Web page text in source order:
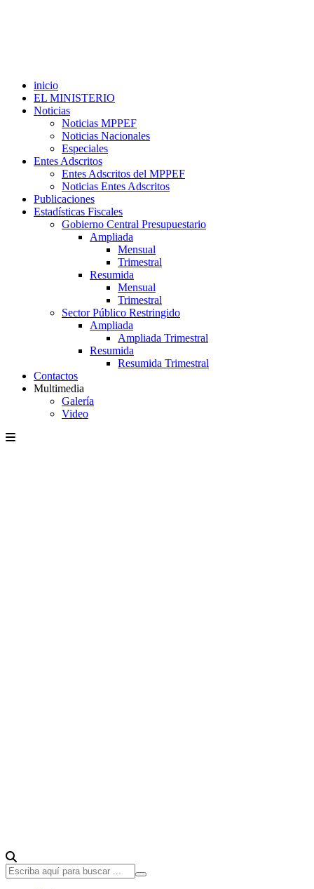
inicio
EL MINISTERIO
Noticias
Noticias MPPEF
Noticias Nacionales
Especiales
Entes Adscritos
Entes Adscritos del MPPEF
Noticias Entes Adscritos
Publicaciones
Estadísticas Fiscales
Gobierno Central Presupuestario
Ampliada
Mensual
Trimestral
Resumida
Mensual
Trimestral
Sector Público Restringido
Ampliada
Ampliada Trimestral
Resumida
Resumida Trimestral
Contactos
Multimedia
Galería
Video